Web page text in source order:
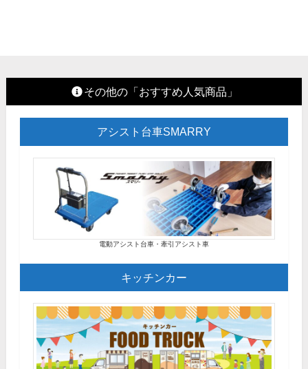
その他の「おすすめ人気商品」
アシスト台車SMARRY
電動アシスト台車・牽引アシスト車
キッチンカー